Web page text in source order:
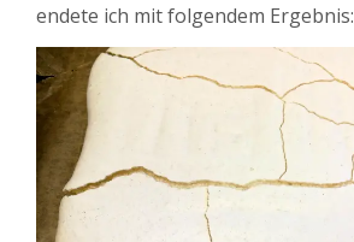
endete ich mit folgendem Ergebnis: